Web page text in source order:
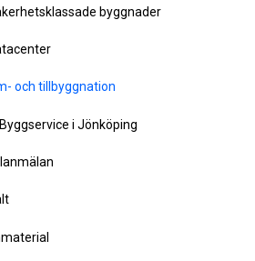
byggnader
och tillbyggnation
Byggservice i Jönköping